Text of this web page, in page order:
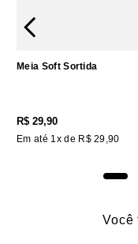
Meia Soft Sortida
R$ 29,90
Em até 1x de R$ 29,90
Você